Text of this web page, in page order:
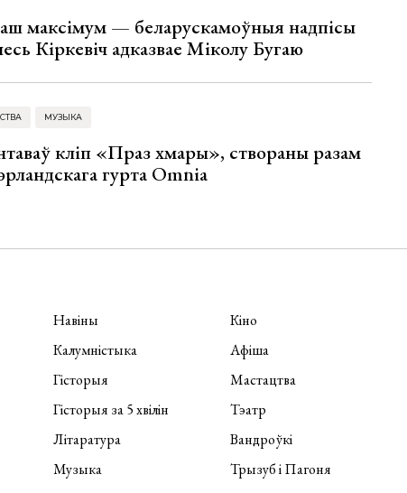
максімум — беларускамоўныя надпісы
Кіркевіч адказвае Міколу Бугаю
МУЗЫКА
кліп «Праз хмары», створаны разам
гурта Omnia
Навіны
Калумністыка
Гісторыя
Гісторыя за 5 хвілін
Літаратура
Музыка
Кіно
Афіша
Мастацтва
Тэатр
Вандроўкі
Трызуб і Пагоня